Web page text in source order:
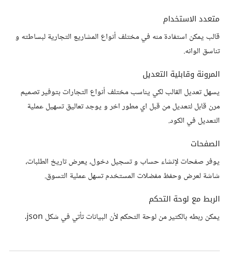
متعدد الاستخدام
قالب يمكن استفادة منه في مختلف أنواع المشاريع التجارية لبساطته و
تناسق الوانه.
المرونة وقابلية التعديل
يسهل تعديل القالب لكي يناسب مختلف أنواع التجارات بتوفير تصميم
مرن قابل لتعديل من قبل اي مطور اخر و يوجد تعاليق تسهيل عملية
التعديل في الكود.
الصفحات
يوفر صفحات لإنشاء حساب و تسجيل دخول، يعرض تاريخ الطلبات،
شاشة لعرض وحفظ مفضلات المستخدم تسهل عملية التسوق.
الربط مع لوحة التحكم
يمكن ربطه بالكتير من لوحة التحكم لأن البيانات تأتي في شكل json.